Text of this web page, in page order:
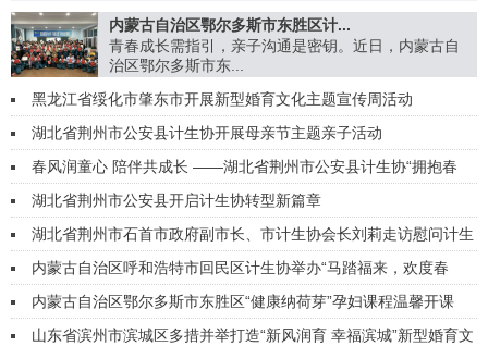
内蒙古自治区鄂尔多斯市东胜区计...
青春成长需指引，亲子沟通是密钥。近日，内蒙古自
治区鄂尔多斯市东...
黑龙江省绥化市肇东市开展新型婚育文化主题宣传周活动
湖北省荆州市公安县计生协开展母亲节主题亲子活动
春风润童心 陪伴共成长 ——湖北省荆州市公安县计生协“拥抱春
光”系列亲子活动温暖启航
湖北省荆州市公安县开启计生协转型新篇章
湖北省荆州市石首市政府副市长、市计生协会长刘莉走访慰问计生
特殊家庭
内蒙古自治区呼和浩特市回民区计生协举办“马踏福来，欢度春
节”暖心活动
内蒙古自治区鄂尔多斯市东胜区“健康纳荷芽”孕妇课程温馨开课
山东省滨州市滨城区多措并举打造“新风润育 幸福滨城”新型婚育文